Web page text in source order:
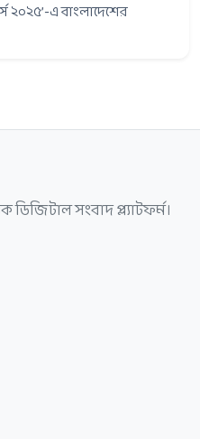
২০২৫’-এ বাংলাদেশের
ডিজিটাল সংবাদ প্ল্যাটফর্ম।